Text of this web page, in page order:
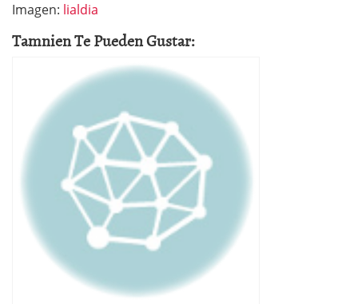
Imagen: lialdia
Tamnien Te Pueden Gustar: